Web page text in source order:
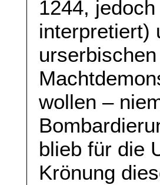
1244,
interpretiert)
wollen –
blieb für die
Krönung